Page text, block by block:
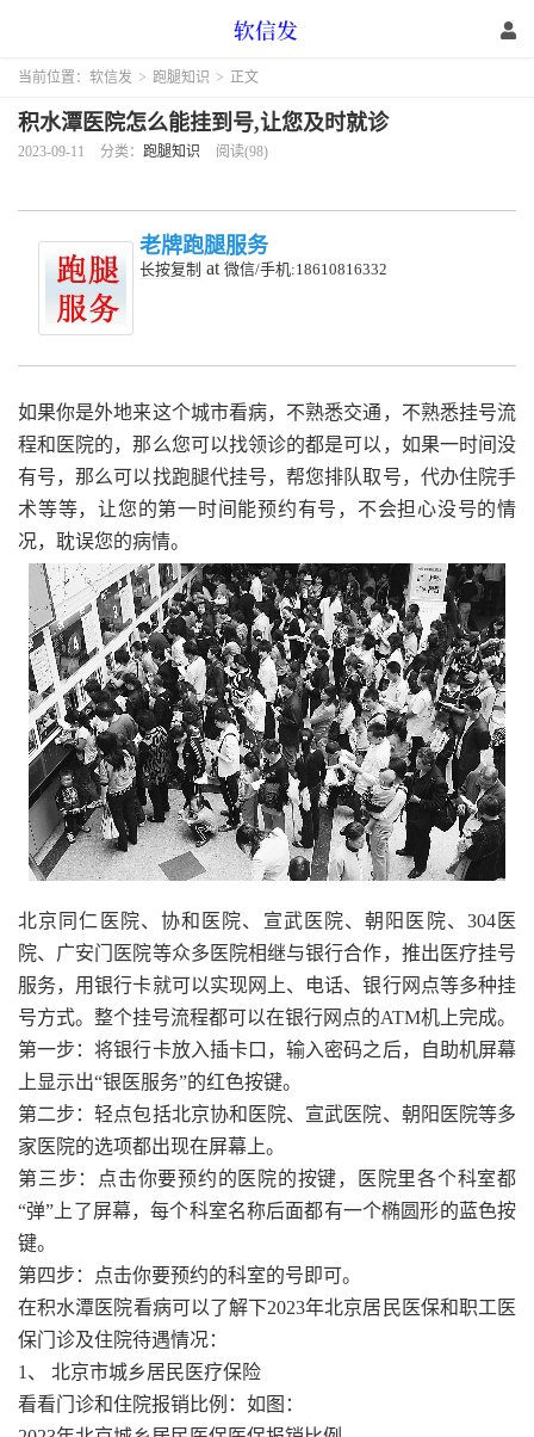
当前位置： 软信发 > 跑腿知识 > 正文
积水潭医院怎么能挂到号,让您及时就诊
2023-09-11 分类： 跑腿知识 阅读(98)
老牌跑腿服务
长按复制 at 微信/手机:18610816332
如果你是外地来这个城市看病，不熟悉交通，不熟悉挂号流
程和医院的，那么您可以找领诊的都是可以，如果一时间没
有号，那么可以找跑腿代挂号，帮您排队取号，代办住院手
术等等，让您的第一时间能预约有号，不会担心没号的情
况，耽误您的病情。
北京同仁医院、协和医院、宣武医院、朝阳医院、304医
院、广安门医院等众多医院相继与银行合作，推出医疗挂号
服务，用银行卡就可以实现网上、电话、银行网点等多种挂
号方式。整个挂号流程都可以在银行网点的ATM机上完成。
第一步：将银行卡放入插卡口，输入密码之后，自助机屏幕
上显示出“银医服务”的红色按键。
第二步：轻点包括北京协和医院、宣武医院、朝阳医院等多
家医院的选项都出现在屏幕上。
第三步：点击你要预约的医院的按键，医院里各个科室都
“弹”上了屏幕，每个科室名称后面都有一个椭圆形的蓝色按
键。
第四步：点击你要预约的科室的号即可。
在积水潭医院看病可以了解下2023年北京居民医保和职工医
保门诊及住院待遇情况：
1、 北京市城乡居民医疗保险
看看门诊和住院报销比例：如图：